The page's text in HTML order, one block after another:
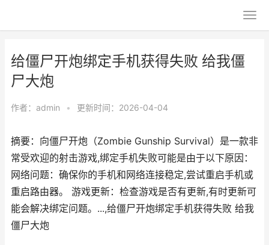
给僵尸开炮绑定手机获得失败 给我僵
尸大炮
作者： admin • 更新时间：2026-04-04
摘要：向僵尸开炮（Zombie Gunship Survival）是一款非
常受欢迎的射击游戏,绑定手机失败可能是由于以下原因：
网络问题：确保你的手机和网络连接稳定,尝试重启手机或
重启路由器。 游戏更新：检查游戏是否有更新,有时更新可
能会解决绑定问题。...,给僵尸开炮绑定手机获得失败 给我
僵尸大炮